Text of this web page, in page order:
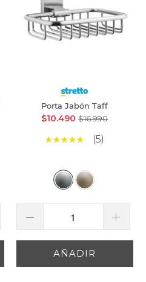
Porta Jabón Taff
$10.490$16.990
(5)
AÑADIR